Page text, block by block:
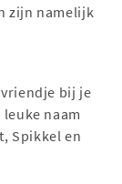
zijn namelijk
bij je
naam
Spikkel en